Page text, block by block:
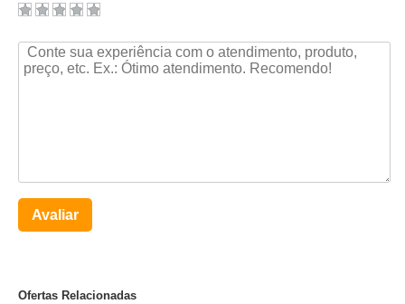
Avaliar
Ofertas Relacionadas